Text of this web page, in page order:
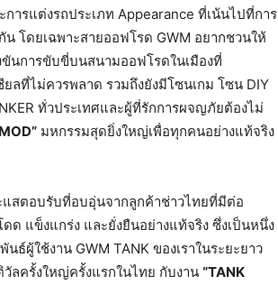
ารแต่งรถประเภท Appearance ที่เน้นไปที่การ
โดยเฉพาะสายออฟโรด GWM อยากชวนให้
นการขับขี่บนสนามออฟโรดในเมืองที่
ลที่ไม่ควรพลาด รวมถึงยังมีโซนเกม โซน DIY
ทั่วประเทศและผู้ที่รักการผจญภัยต้องไม่
มหกรรมสุดยิ่งใหญ่เพื่อทุกคนอย่างแท้จริง
แสตอบรับที่อบอุ่นจากลูกค้าช่าวไทยที่มีต่อ
ด แข็งแกร่ง และยั่งยืนอย่างแท้จริง ซึ่งเป็นหนึ่ง
ธ์ผู้ใช้งาน GWM TANK ของเราในระยะยาว
ลครั้งใหญ่ครั้งแรกในไทย กับงาน “TANK